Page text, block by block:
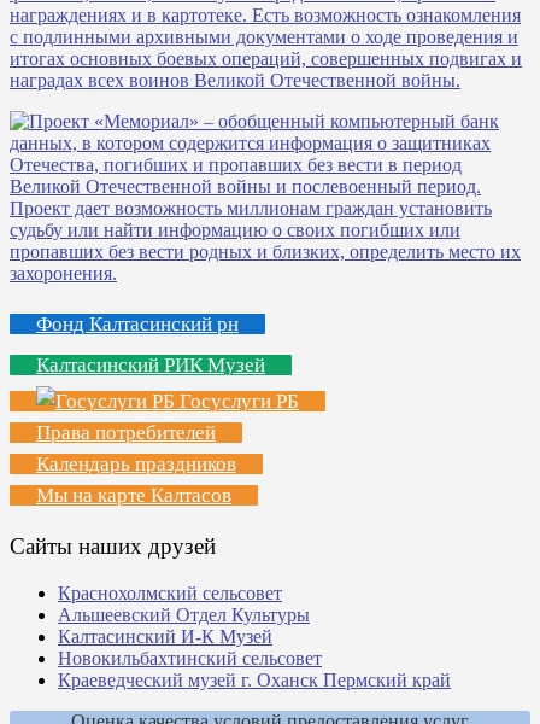
Фонд Калтасинский рн
Калтасинский РИК Музей
Госуслуги РБ
Права потребителей
Календарь праздников
Мы на карте Калтасов
Сайты наших друзей
Краснохолмский сельсовет
Альшеевский Отдел Культуры
Калтасинский И-К Музей
Новокильбахтинский сельсовет
Краеведческий музей г. Оханск Пермский край